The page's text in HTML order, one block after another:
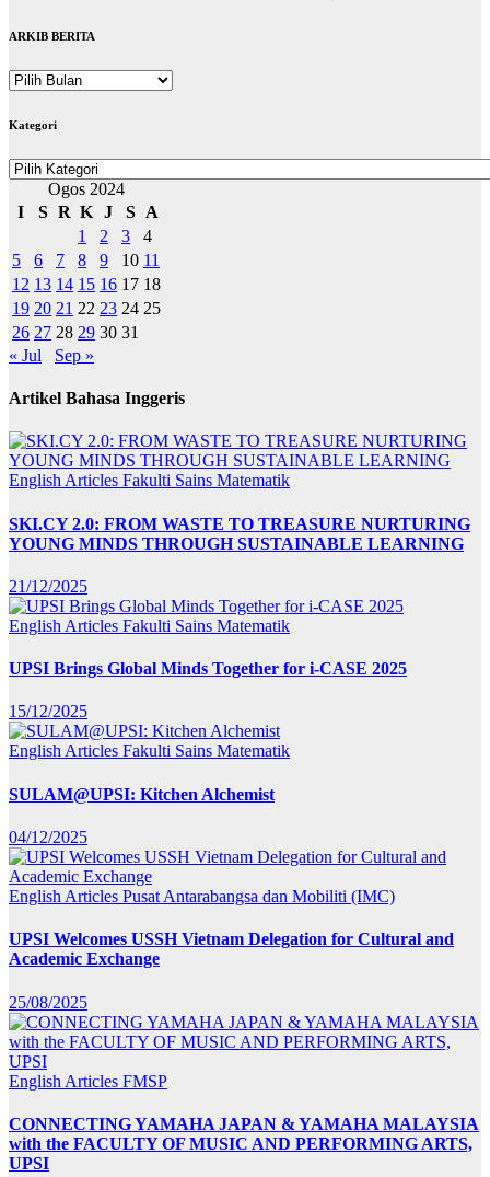
ARKIB BERITA
ARKIB
Kategori
Kategori
Ogos 2024
I
S R K J S
A
1
2 3
4
5
6 7 8 9 10 11
12 13 14 15 16 17 18
19 20 21 22 23 24 25
26 27 28 29 30 31
« Jul
Sep »
Artikel Bahasa Inggeris
English Articles Fakulti Sains Matematik
SKI.CY 2.0: FROM WASTE TO TREASURE NURTURING
YOUNG MINDS THROUGH SUSTAINABLE LEARNING
21/12/2025
English Articles Fakulti Sains Matematik
UPSI Brings Global Minds Together for i-CASE 2025
15/12/2025
English Articles Fakulti Sains Matematik
SULAM@UPSI: Kitchen Alchemist
04/12/2025
English Articles Pusat Antarabangsa dan Mobiliti (IMC)
UPSI Welcomes USSH Vietnam Delegation for Cultural and
Academic Exchange
25/08/2025
English Articles FMSP
CONNECTING YAMAHA JAPAN & YAMAHA MALAYSIA
with the FACULTY OF MUSIC AND PERFORMING ARTS,
UPSI